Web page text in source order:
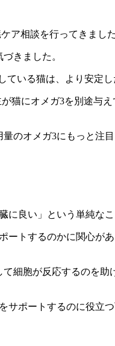
ア相談を行ってきました
きました。
ている猫は、より安
猫にオメガ3を別途与え
のオメガ3にもっと注
に良い」という単純なこ
ートするのかに関心があ
細胞が反応するのを助
ポートするのに役立つ